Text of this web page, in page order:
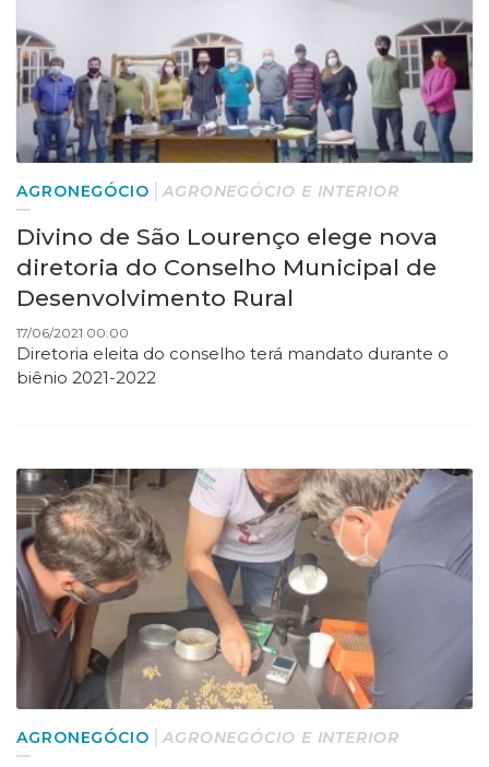
AGRONEGÓCIO AGRONEGÓCIO E INTERIOR
Divino de São Lourenço elege nova
diretoria do Conselho Municipal de
Desenvolvimento Rural
17/06/2021 00:00
Diretoria eleita do conselho terá mandato durante o
biênio 2021-2022
AGRONEGÓCIO AGRONEGÓCIO E INTERIOR